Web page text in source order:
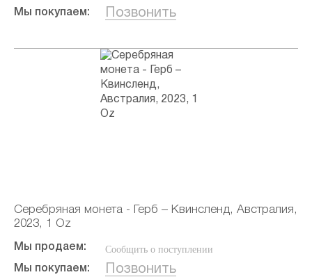
Мы покупаем: Позвонить
Серебряная монета - Герб – Квинсленд, Австралия,
2023, 1 Oz
Мы продаем: Сообщить о поступлении
Мы покупаем: Позвонить